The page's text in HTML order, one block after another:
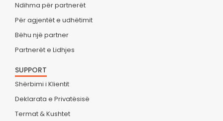
Ndihma për partnerët
Për agjentët e udhëtimit
Bëhu një partner
Partnerët e Lidhjes
SUPPORT
Shërbimi i Klientit
Deklarata e Privatësisë
Termat & Kushtet